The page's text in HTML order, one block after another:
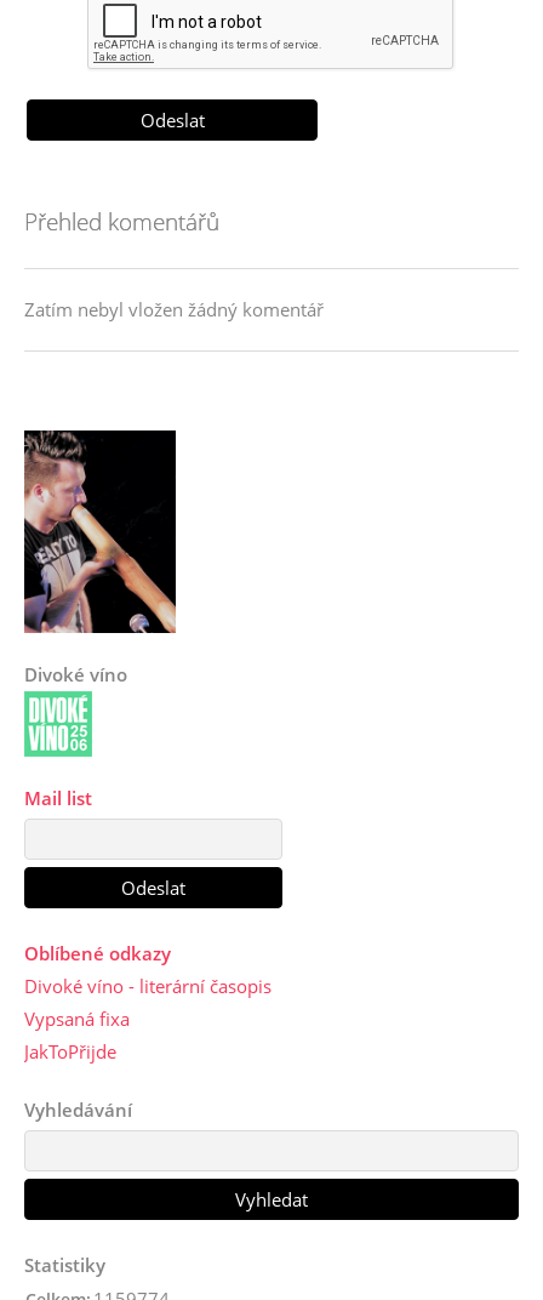
Přehled komentářů
Zatím nebyl vložen žádný komentář
Divoké víno
Mail list
Oblíbené odkazy
Divoké víno - literární časopis
Vypsaná fixa
JakToPřijde
Vyhledávání
Statistiky